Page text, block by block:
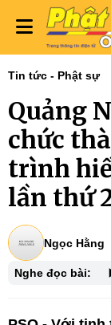
Tin tức - Phật sự
Quảng
chức
trình
lần thứ
Ngọc Hằng
Nghe đọc bài: